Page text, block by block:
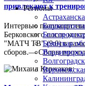
привлекают к
Интервью
Берковского после
"МАТЧ ТВ" (9:0) в
сборов.— Сборы
Регионы
Брянская